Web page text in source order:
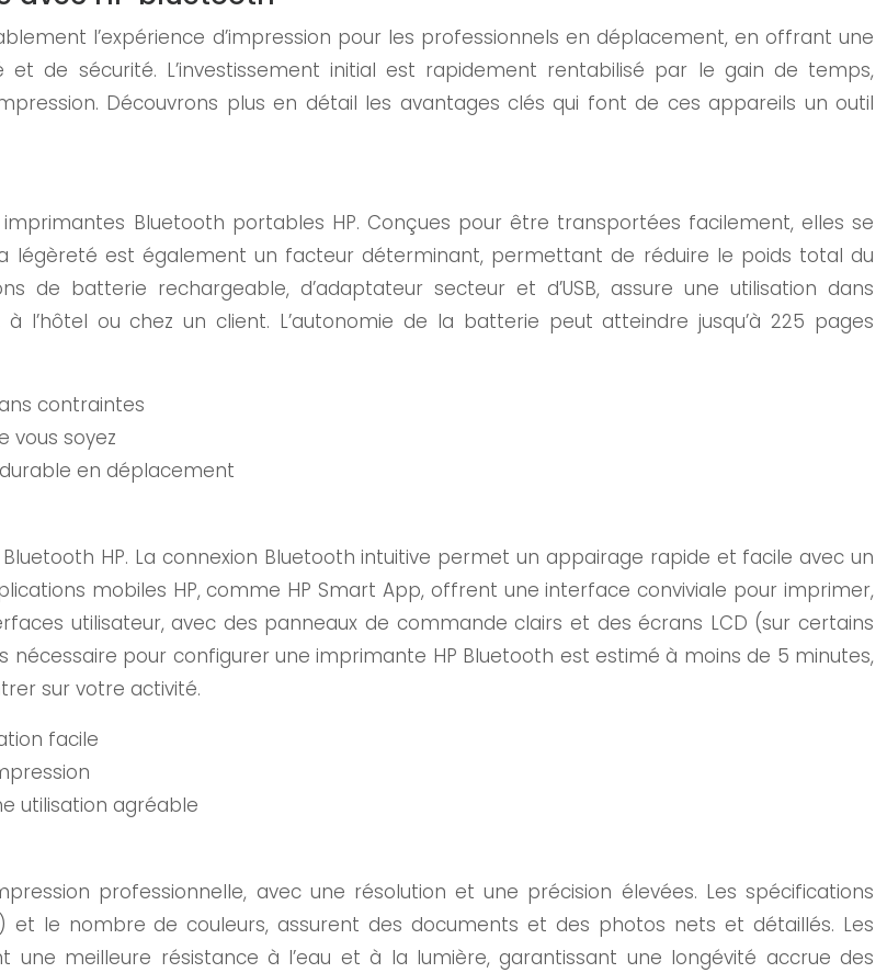
l’expérience d’impression pour les professionnels en déplacement, en offrant une
de sécurité. L’investissement initial est rapidement rentabilisé par le gain de temps,
Découvrons plus en détail les avantages clés qui font de ces appareils un outil
Bluetooth portables HP. Conçues pour être transportées facilement, elles se
légèreté est également un facteur déterminant, permettant de réduire le poids total du
de batterie rechargeable, d’adaptateur secteur et d’USB, assure une utilisation dans
ou chez un client. L’autonomie de la batterie peut atteindre jusqu’à 225 pages
contraintes
vous soyez
en déplacement
HP. La connexion Bluetooth intuitive permet un appairage rapide et facile avec un
mobiles HP, comme HP Smart App, offrent une interface conviviale pour imprimer,
utilisateur, avec des panneaux de commande clairs et des écrans LCD (sur certains
pour configurer une imprimante HP Bluetooth est estimé à moins de 5 minutes,
sur votre activité.
facile
utilisation agréable
professionnelle, avec une résolution et une précision élevées. Les spécifications
le nombre de couleurs, assurent des documents et des photos nets et détaillés. Les
une meilleure résistance à l’eau et à la lumière, garantissant une longévité accrue des